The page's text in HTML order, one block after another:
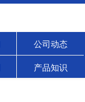
公司动态
产品知识